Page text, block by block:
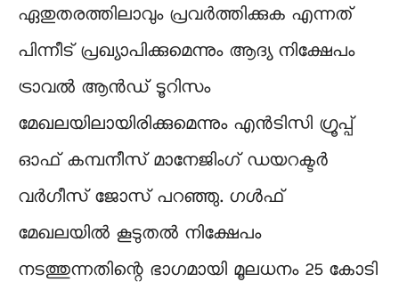
ഏതുതരത്തിലാവും പ്രവർത്തിക്കുക എന്നത്
പിന്നീട് പ്രഖ്യാപിക്കുമെന്നും ആദ്യ നിക്ഷേപം
ട്രാവൽ ആൻഡ് ടൂറിസം
മേഖലയിലായിരിക്കുമെന്നും എൻടിസി ഗ്രൂപ്പ്
ഓഫ് കമ്പനീസ് മാനേജിംഗ് ഡയറക്ടർ
വർഗീസ് ജോസ് പറഞ്ഞു. ഗൾഫ്
മേഖലയിൽ കൂടുതൽ നിക്ഷേപം
നടത്തുന്നതിന്റെ ഭാഗമായി മൂലധനം 25 കോടി